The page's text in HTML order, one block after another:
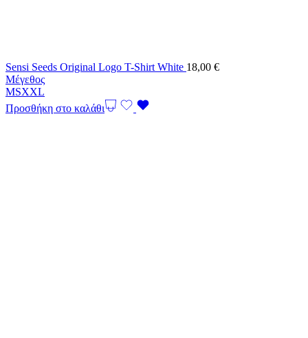
Sensi Seeds Original Logo T-Shirt White 18,00 €
Μέγεθος
MSXXL
Προσθήκη στο καλάθι